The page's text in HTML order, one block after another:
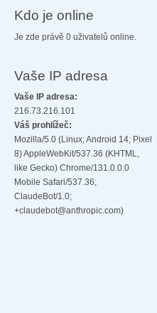
Kdo je online
Je zde právě 0 uživatelů online.
Vaše IP adresa
Vaše IP adresa:
216.73.216.101
Váš prohlížeč:
Mozilla/5.0 (Linux; Android 14; Pixel
8) AppleWebKit/537.36 (KHTML,
like Gecko) Chrome/131.0.0.0
Mobile Safari/537.36;
ClaudeBot/1.0;
+claudebot@anthropic.com)